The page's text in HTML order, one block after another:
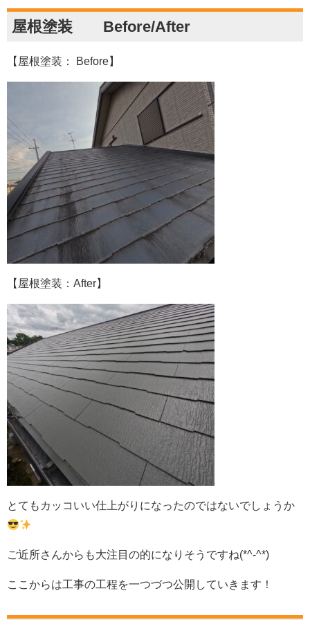
屋根塗装 Before/After
【屋根塗装： Before】
【屋根塗装：After】
とてもカッコいい仕上がりになったのではないでしょうか
ご近所さんからも大注目の的になりそうですね(*^-^*)
ここからは工事の工程を一つづつ公開していきます！